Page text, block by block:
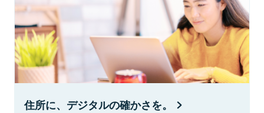
住所に、デジタルの確かさを。